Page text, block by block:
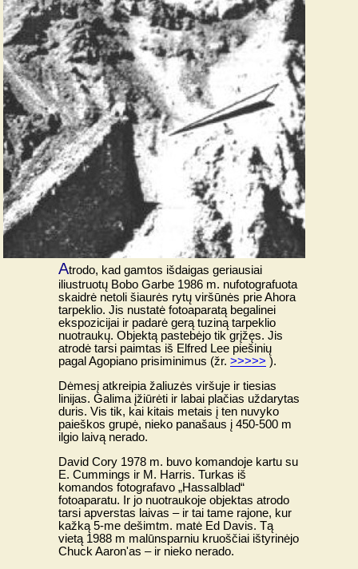
Atrodo, kad gamtos išdaigas geriausiai
iliustruotų Bobo Garbe 1986 m. nufotografuota
skaidrė netoli šiaurės rytų viršūnės prie Ahora
tarpeklio. Jis nustatė fotoaparatą begalinei
ekspozicijai ir padarė gerą tuziną tarpeklio
nuotraukų. Objektą pastebėjo tik grįžęs. Jis
atrodė tarsi paimtas iš Elfred Lee piešinių
pagal Agopiano prisiminimus (žr. >>>>> ).
Dėmesį atkreipia žaliuzės viršuje ir tiesias
linijas. Galima įžiūrėti ir labai plačias uždarytas
duris. Vis tik, kai kitais metais į ten nuvyko
paieškos grupė, nieko panašaus į 450-500 m
ilgio laivą nerado.
David Cory 1978 m. buvo komandoje kartu su
E. Cummings ir M. Harris. Turkas iš
komandos fotografavo „Hassalblad“
fotoaparatu. Ir jo nuotraukoje objektas atrodo
tarsi apverstas laivas – ir tai tame rajone, kur
kažką 5-me dešimtm. matė Ed Davis. Tą
vietą 1988 m malūnsparniu kruoščiai ištyrinėjo
Chuck Aaron'as – ir nieko nerado.